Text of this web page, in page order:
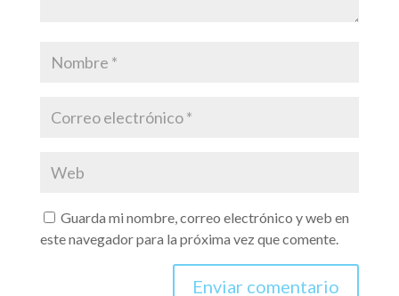
Guarda mi nombre, correo electrónico y web en
este navegador para la próxima vez que comente.